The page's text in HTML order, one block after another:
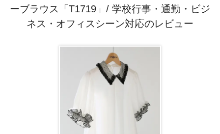
ーブラウス「T1719」/ 学校行事・通勤・ビジ
ネス・オフィスシーン対応のレビュー